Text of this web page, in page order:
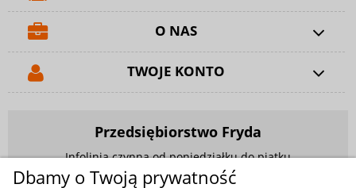
O NAS
TWOJE KONTO
Przedsiębiorstwo Fryda
Infolinia czynna od poniedziałku do piątku
w godzinach 9.00 - 17.00
Dbamy o Twoją prywatność